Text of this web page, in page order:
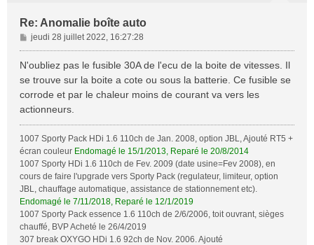
Re: Anomalie boîte auto
M
e
s
g
e
jeudi 28 juillet 2022, 16:27:28
N'oubliez pas le fusible 30A de l'ecu de la boite de vitesses. Il
se trouve sur la boite a cote ou sous la batterie. Ce fusible se
corrode et par le chaleur moins de courant va vers les
actionneurs.
1007 Sporty Pack HDi 1.6 110ch de Jan. 2008, option JBL, Ajouté RT5 +
écran couleur Endomagé le 15/1/2013, Reparé le 20/8/2014
1007 Sporty HDi 1.6 110ch de Fev. 2009 (date usine=Fev 2008), en
cours de faire l'upgrade vers Sporty Pack (regulateur, limiteur, option
JBL, chauffage automatique, assistance de stationnement etc).
Endomagé le 7/11/2018, Reparé le 12/1/2019
1007 Sporty Pack essence 1.6 110ch de 2/6/2006, toit ouvrant, sièges
chauffé, BVP Acheté le 26/4/2019
307 break OXYGO HDi 1.6 92ch de Nov. 2006. Ajouté